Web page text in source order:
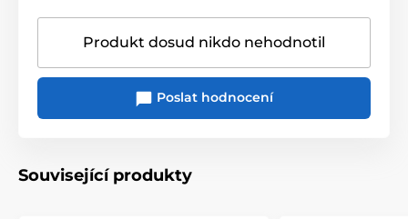
Produkt dosud nikdo nehodnotil
Poslat hodnocení
Související produkty